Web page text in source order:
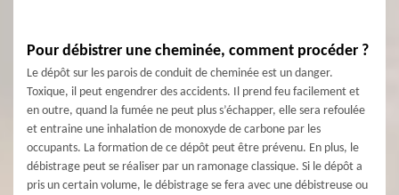
Pour débistrer une cheminée, comment procéder ?
Le dépôt sur les parois de conduit de cheminée est un danger.
Toxique, il peut engendrer des accidents. Il prend feu facilement et
en outre, quand la fumée ne peut plus s’échapper, elle sera refoulée
et entraine une inhalation de monoxyde de carbone par les
occupants. La formation de ce dépôt peut être prévenu. En plus, le
débistrage peut se réaliser par un ramonage classique. Si le dépôt a
pris un certain volume, le débistrage se fera avec une débistreuse ou